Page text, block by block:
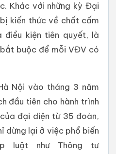
Khác với những kỳ Đại
kiến thức về chất cấm
kiện tiên quyết, là
buộc để mỗi VĐV có
Nội vào tháng 3 năm
đầu tiên cho hành trình
đại diện từ 35 đoàn,
dừng lại ở việc phổ biến
luật như Thông tư